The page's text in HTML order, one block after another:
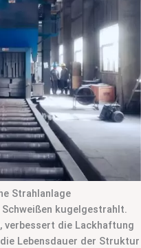
Strahlanlage
kugelgestrahlt.
verbessert die Lackhaftung
Lebensdauer der Struktur